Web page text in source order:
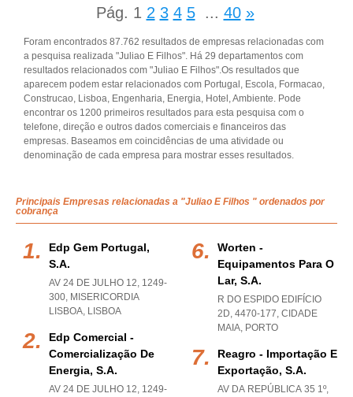
Pág. 1 2 3 4 5 ... 40 »
Foram encontrados 87.762 resultados de empresas relacionadas com
a pesquisa realizada "Juliao E Filhos". Há 29 departamentos com
resultados relacionados com "Juliao E Filhos".Os resultados que
aparecem podem estar relacionados com Portugal, Escola, Formacao,
Construcao, Lisboa, Engenharia, Energia, Hotel, Ambiente. Pode
encontrar os 1200 primeiros resultados para esta pesquisa com o
telefone, direção e outros dados comerciais e financeiros das
empresas. Baseamos em coincidências de uma atividade ou
denominação de cada empresa para mostrar esses resultados.
Principais Empresas relacionadas a "Juliao E Filhos " ordenados por
cobrança
Edp Gem Portugal,
S.a.
AV 24 DE JULHO 12, 1249-
300, MISERICORDIA
LISBOA, LISBOA
Edp Comercial -
Comercialização De
Energia, S.a.
AV 24 DE JULHO 12, 1249-
Worten -
Equipamentos Para O
Lar, S.a.
R DO ESPIDO EDIFÍCIO
2D, 4470-177, CIDADE
MAIA, PORTO
Reagro - Importação E
Exportação, S.a.
AV DA REPÚBLICA 35 1º,